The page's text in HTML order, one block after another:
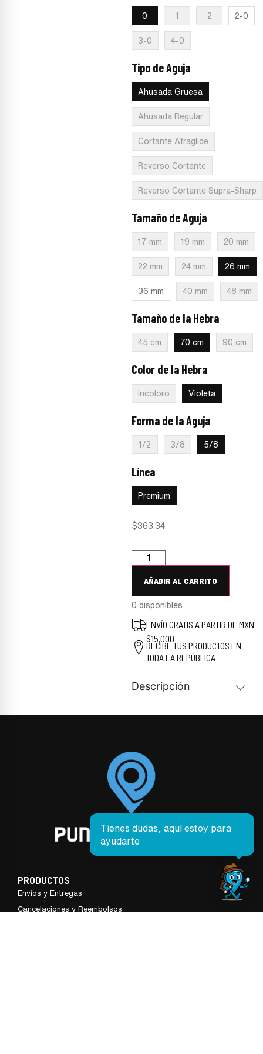
0 1 2 2-0
3-0 4-0
Tipo de Aguja
Ahusada Gruesa
Ahusada Regular
Cortante Atraglide
Reverso Cortante
Reverso Cortante Supra-Sharp
Tamaño de Aguja
17 mm 19 mm 20 mm
22 mm 24 mm 26 mm
36 mm 40 mm 48 mm
Tamaño de la Hebra
45 cm 70 cm 90 cm
Color de la Hebra
Incoloro Violeta
Forma de la Aguja
1/2 3/8 5/8
Línea
Premium
$363.34
AÑADIR AL CARRITO
0 disponibles
ENVÍO GRATIS A PARTIR DE MXN
$15,000
RECIBE TUS PRODUCTOS EN
TODA LA REPÚBLICA
Descripción
PRODUCTOS
Envíos y Entregas
Cancelaciones y Reembolsos
Tienes dudas, aquí estoy para
ayudarte